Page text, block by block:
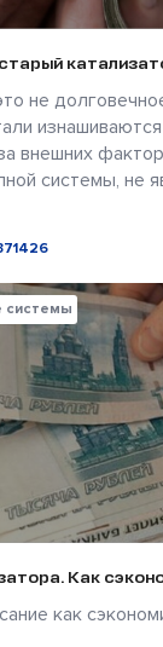
не
внешних
системы, не
системы
Как
как